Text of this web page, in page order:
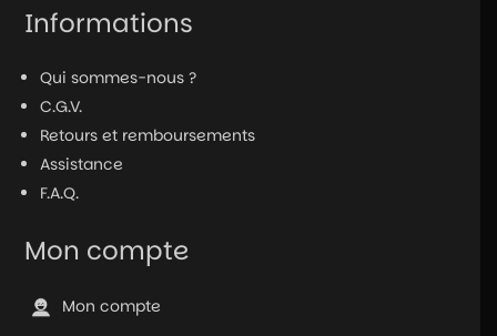
Informations
Qui sommes-nous ?
C.G.V.
Retours et remboursements
Assistance
F.A.Q.
Mon compte
Mon compte